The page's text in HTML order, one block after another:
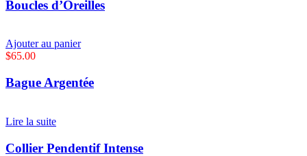
Boucles d’Oreilles
Ajouter au panier
$65.00
Bague Argentée
Lire la suite
Collier Pendentif Intense